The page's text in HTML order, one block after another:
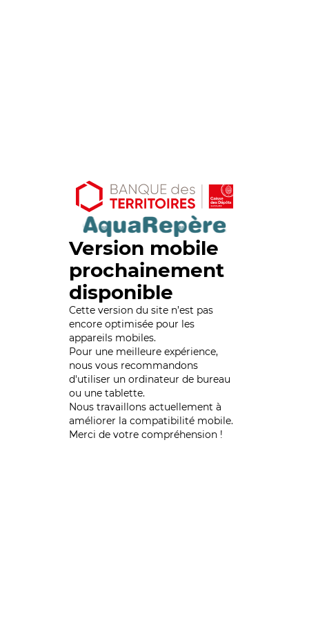
Version mobile
prochainement
disponible
Cette version du site n’est pas
encore optimisée pour les
appareils mobiles.
Pour une meilleure expérience,
nous vous recommandons
d'utiliser un ordinateur de bureau
ou une tablette.
Nous travaillons actuellement à
améliorer la compatibilité mobile.
Merci de votre compréhension !